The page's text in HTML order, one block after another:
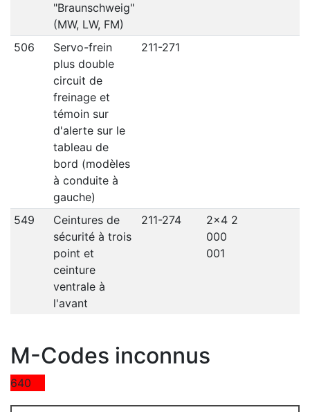
"Braunschweig"
(MW, LW, FM)
506
Servo-frein
plus double
circuit de
freinage et
témoin sur
d'alerte sur le
tableau de
bord (modèles
à conduite à
gauche)
211-271
549
Ceintures de
sécurité à trois
point et
ceinture
ventrale à
l'avant
211-274
2x4 2
000
001
M-Codes inconnus
640